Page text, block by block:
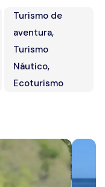
Turismo de
aventura,
Turismo
Náutico,
Ecoturismo